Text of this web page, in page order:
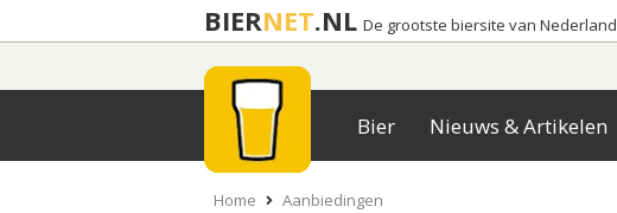
BIERNET.NL De grootste biersite van Nederland
Bier Nieuws & Artikelen
Home Aanbiedingen